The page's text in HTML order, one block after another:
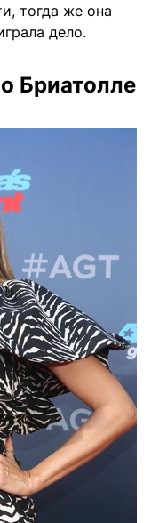
тогда же она
дело.
Бриатолле